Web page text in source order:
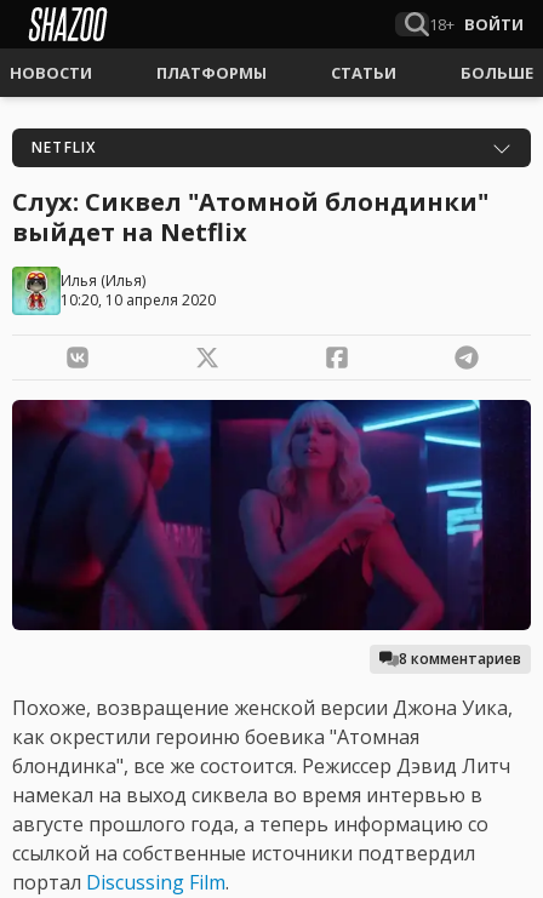
18+ ВОЙТИ
НОВОСТИ ПЛАТФОРМЫ СТАТЬИ БОЛЬШЕ
NETFLIX
Слух: Сиквел "Атомной блондинки"
выйдет на Netflix
Илья (Илья)
10:20, 10 апреля 2020
8 комментариев
Похоже, возвращение женской версии Джона Уика,
как окрестили героиню боевика "Атомная
блондинка", все же состоится. Режиссер Дэвид Литч
намекал на выход сиквела во время интервью в
августе прошлого года, а теперь информацию со
ссылкой на собственные источники подтвердил
портал Discussing Film.